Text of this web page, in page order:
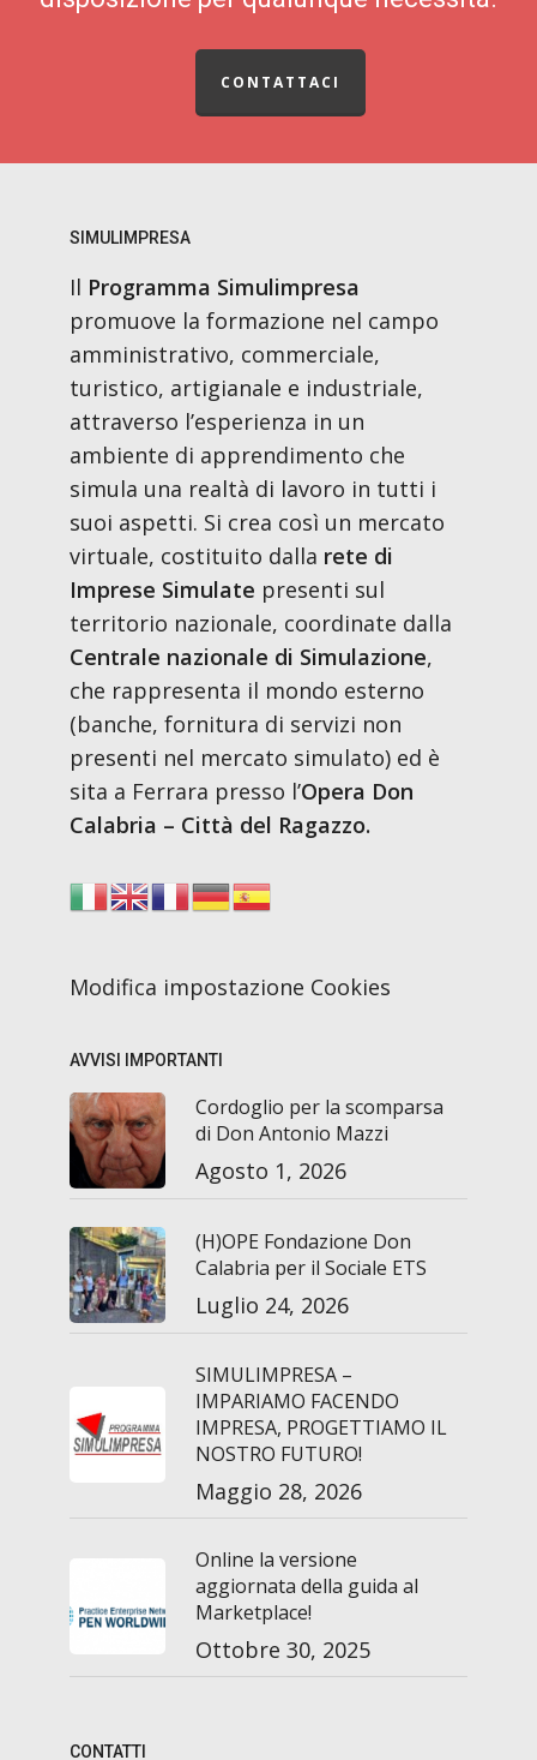
CONTATTACI
SIMULIMPRESA
Il Programma Simulimpresa
promuove la formazione nel campo
amministrativo, commerciale,
turistico, artigianale e industriale,
attraverso l’esperienza in un
ambiente di apprendimento che
simula una realtà di lavoro in tutti i
suoi aspetti. Si crea così un mercato
virtuale, costituito dalla rete di
Imprese Simulate presenti sul
territorio nazionale, coordinate dalla
Centrale nazionale di Simulazione,
che rappresenta il mondo esterno
(banche, fornitura di servizi non
presenti nel mercato simulato) ed è
sita a Ferrara presso l’Opera Don
Calabria – Città del Ragazzo.
Modifica impostazione Cookies
AVVISI IMPORTANTI
Cordoglio per la scomparsa
di Don Antonio Mazzi
Agosto 1, 2026
(H)OPE Fondazione Don
Calabria per il Sociale ETS
Luglio 24, 2026
SIMULIMPRESA –
IMPARIAMO FACENDO
IMPRESA, PROGETTIAMO IL
NOSTRO FUTURO!
Maggio 28, 2026
Online la versione
aggiornata della guida al
Marketplace!
Ottobre 30, 2025
CONTATTI